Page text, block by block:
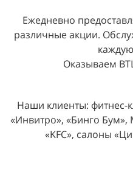
Ежедневно
различные акции.
Оказываем
Наши клиенты: фитнес-
«Инвитро», «Бинго
«KFC», салоны